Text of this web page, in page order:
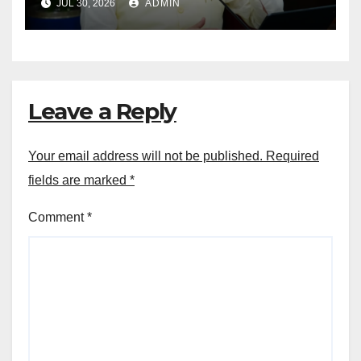
अधिकारियों को नोटिस…
JUL 30, 2026 ADMIN
Leave a Reply
Your email address will not be published. Required
fields are marked *
Comment*